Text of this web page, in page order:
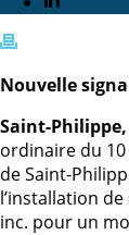
Nouvelle
Saint-
ordinaire du
de Saint-
l’installation
inc. pour un